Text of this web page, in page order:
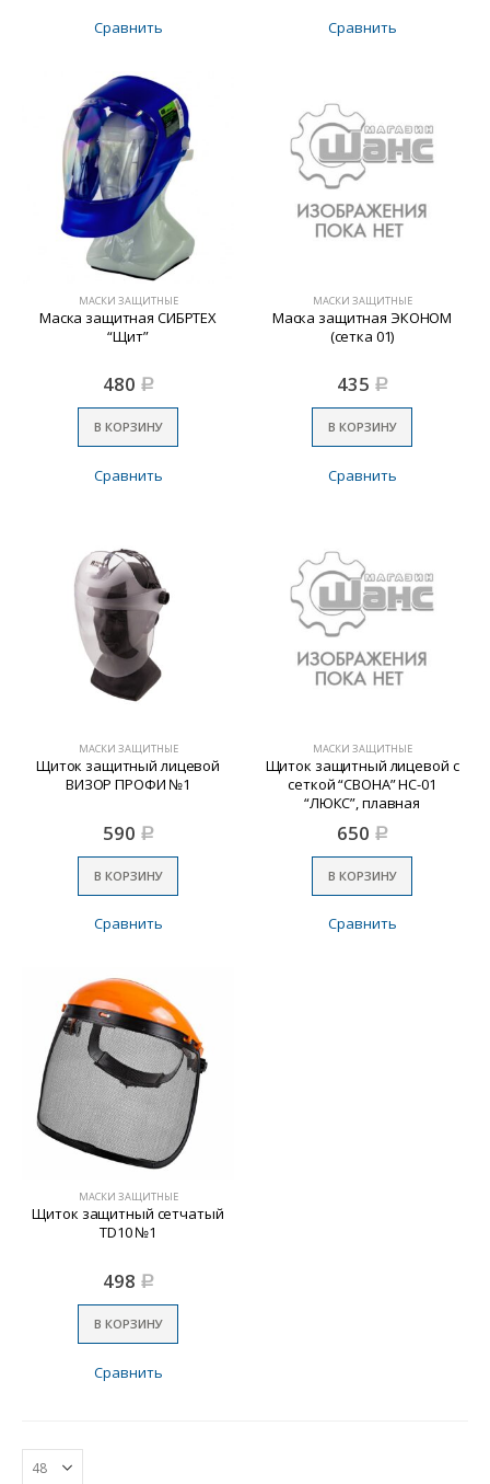
Сравнить Сравнить
МАСКИ ЗАЩИТНЫЕ
Маска защитная СИБРТЕХ
“Щит”
480 Р
В КОРЗИНУ
Сравнить
МАСКИ ЗАЩИТНЫЕ
Маска защитная ЭКОНОМ
(сетка 01)
435 Р
В КОРЗИНУ
Сравнить
МАСКИ ЗАЩИТНЫЕ
Щиток защитный лицевой
ВИЗОР ПРОФИ №1
590 Р
В КОРЗИНУ
Сравнить
МАСКИ ЗАЩИТНЫЕ
Щиток защитный лицевой с
сеткой “СВОНА” НС-01
“ЛЮКС”, плавная
регулировка храповик//
Denzel
650 Р
В КОРЗИНУ
Сравнить
МАСКИ ЗАЩИТНЫЕ
Щиток защитный сетчатый
TD10 №1
498 Р
В КОРЗИНУ
Сравнить